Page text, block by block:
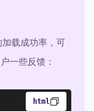
载成功率，可
一些反馈：
html